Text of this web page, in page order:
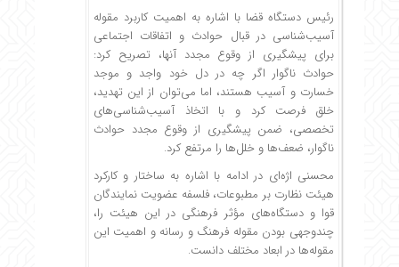
رئیس دستگاه قضا با اشاره به اهمیت کاربرد مقوله
آسیب‌شناسی در قبال حوادث و اتفاقات اجتماعی
برای پیشگیری از وقوع مجدد آنها، تصریح کرد:
حوادث ناگوار اگر چه در دل خود واجد و موجد
خسارت و آسیب هستند، اما می‌توان از این تهدید،
خلق فرصت کرد و با اتخاذ آسیب‌شناسی‌های
تخصصی، ضمن پیشگیری از وقوع مجدد حوادث
ناگوار، ضعف‌ها و خلل‌ها را مرتفع کرد.
محسنی اژه‌ای در ادامه با اشاره به ساختار و کارکرد
هیئت نظارت بر مطبوعات، فلسفه عضویت نمایندگان
قوا و دستگاه‌های مؤثر فرهنگی در این هیئت را،
چندوجهی بودن مقوله فرهنگ و رسانه و اهمیت این
مقوله‌ها در ابعاد مختلف دانست.